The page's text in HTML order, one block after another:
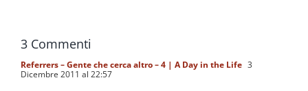
3 Commenti
Referrers – Gente che cerca altro – 4 | A Day in the Life 3
Dicembre 2011 al 22:57